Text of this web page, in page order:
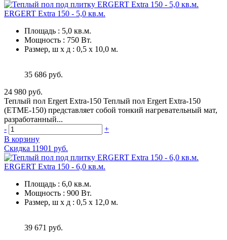
ERGERT Extra 150 - 5,0 кв.м.
Площадь : 5,0 кв.м.
Мощность : 750 Вт.
Размер, ш х д : 0,5 х 10,0 м.
35 686 руб.
24 980 руб.
Теплый пол Ergert Extra-150 Теплый пол Ergert Extra-150
(ETME-150) представляет собой тонкий нагревательный мат,
разработанный...
-
+
В корзину
Скидка 11901 руб.
ERGERT Extra 150 - 6,0 кв.м.
Площадь : 6,0 кв.м.
Мощность : 900 Вт.
Размер, ш х д : 0,5 х 12,0 м.
39 671 руб.